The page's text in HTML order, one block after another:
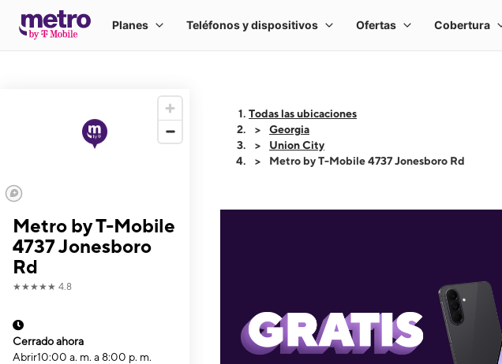
Metro by T-Mobile
4737 Jonesboro
Rd
★★★★★ 4.8
Cerrado ahora
Abrir10:00 a. m. a 8:00 p. m.
Todas las ubicaciones
Georgia
Union City
Metro by T-Mobile 4737 Jonesboro Rd